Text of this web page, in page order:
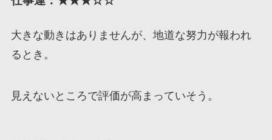
大きな動きはありませんが、地道な努力が報われ
るとき。
見えないところで評価が高まっていそう。